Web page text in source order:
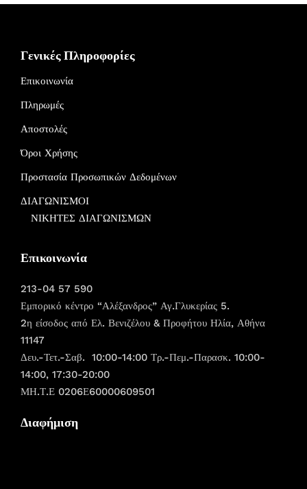
Γενικές Πληροφορίες
Επικοινωνία
Πληρωμές
Αποστολές
Όροι Χρήσης
Προστασία Προσωπικών Δεδομένων
ΔΙΑΓΩΝΙΣΜΟΙ
ΝΙΚΗΤΕΣ ΔΙΑΓΩΝΙΣΜΩΝ
Επικοινωνία
213-04 57 590
Εμπορικό κέντρο “Αλέξανδρος” Αγ.Γλυκερίας 5.
2η είσοδος από Ελ. Βενιζέλου & Προφήτου Ηλία, Αθήνα
11147
Δευ.-Τετ.-Σαβ. 10:00-14:00 Τρ.-Πεμ.-Παρασκ. 10:00-
14:00, 17:30-20:00
ΜΗ.Τ.Ε 0206Ε60000609501
Διαφήμιση